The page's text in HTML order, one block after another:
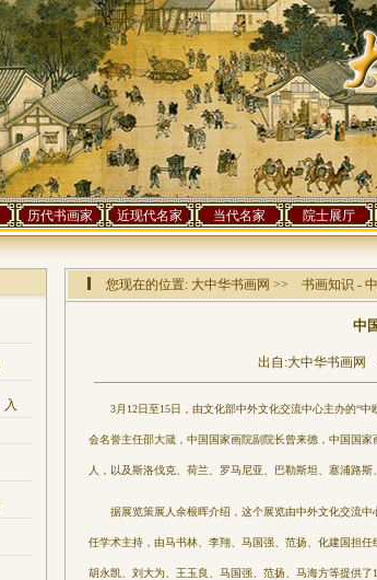
历代书画家 近现代名家 当代名家 院士展厅
您现在的位置: 大中华书画网 >> 书画知识 -
中
出自:大中华书画网
3月12日至15日，由文化部中外文化交流中心主办的“中
会名誉主任邵大箴，中国国家画院副院长曾来德，中国国
人，以及斯洛伐克、荷兰、罗马尼亚、巴勒斯坦、塞浦路
据展览策展人余根晖介绍，这个展览由中外文化交流中
任学术主持，由马书林、李翔、马国强、范扬、化建国担
胡永凯、刘大为、王玉良、马国强、范扬、马海方等提供